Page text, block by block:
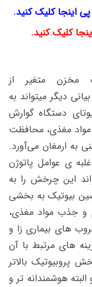
اینجا کلیک کنید.
کلیک کنید.
مخزن متغیر از
دیگر میتواند به
دستگاه گوارش
مواد مغذی، محافظت
به ارمغان می‌آورد.
ی عوامل پاتوژن
این چرخش را به
سین بیوتیک به بخشی
و جذب مواد مغذی،
های بیماری زا و
های مرتبط با آن
پروبیوتیک بالاتر
هوشمندانه تر و